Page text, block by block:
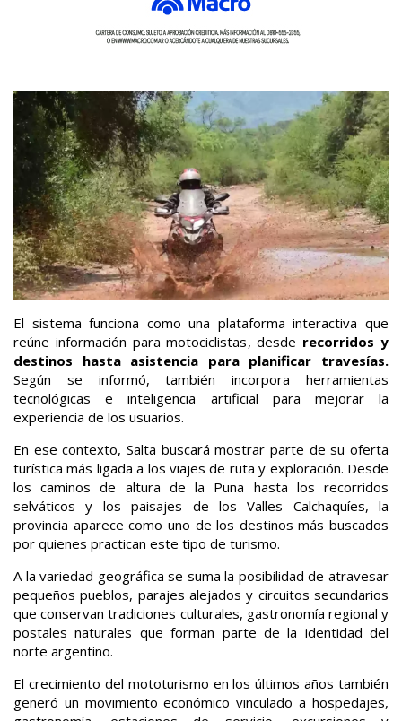
El sistema funciona como una plataforma interactiva que
reúne información para motociclistas, desde recorridos y
destinos hasta asistencia para planificar travesías.
Según se informó, también incorpora herramientas
tecnológicas e inteligencia artificial para mejorar la
experiencia de los usuarios.
En ese contexto, Salta buscará mostrar parte de su oferta
turística más ligada a los viajes de ruta y exploración. Desde
los caminos de altura de la Puna hasta los recorridos
selváticos y los paisajes de los Valles Calchaquíes, la
provincia aparece como uno de los destinos más buscados
por quienes practican este tipo de turismo.
A la variedad geográfica se suma la posibilidad de atravesar
pequeños pueblos, parajes alejados y circuitos secundarios
que conservan tradiciones culturales, gastronomía regional y
postales naturales que forman parte de la identidad del
norte argentino.
El crecimiento del mototurismo en los últimos años también
generó un movimiento económico vinculado a hospedajes,